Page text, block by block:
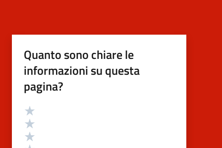
Quanto sono chiare le
informazioni su questa
pagina?
Valutazione